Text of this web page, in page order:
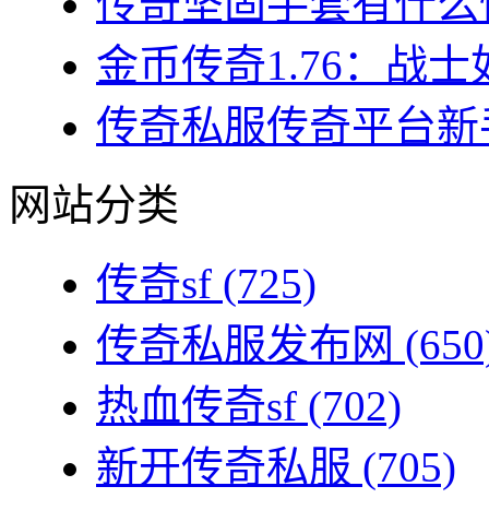
金币传奇1.76：战
传奇私服传奇平台
网站分类
传奇sf (725)
传奇私服发布网
热血传奇sf (702)
新开传奇私服 (705)